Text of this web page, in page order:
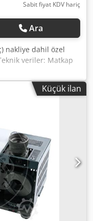
Sabit fiyat KDV hariç
Ara
nakliye dahil özel
veriler: Matkap
Hız: 4800 1/dak
yaklaşık: 8,1 kg
Özellikler: -
için idealdir.
güvenli çalışma
- 140° arasında
pens saklama
kuvvetini
Matkap ve iş parçası
kesme
- Hassas bilyalı
taşı CBN - 11
20
Küçük ilan